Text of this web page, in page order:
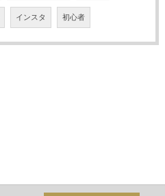
インスタ 初心者